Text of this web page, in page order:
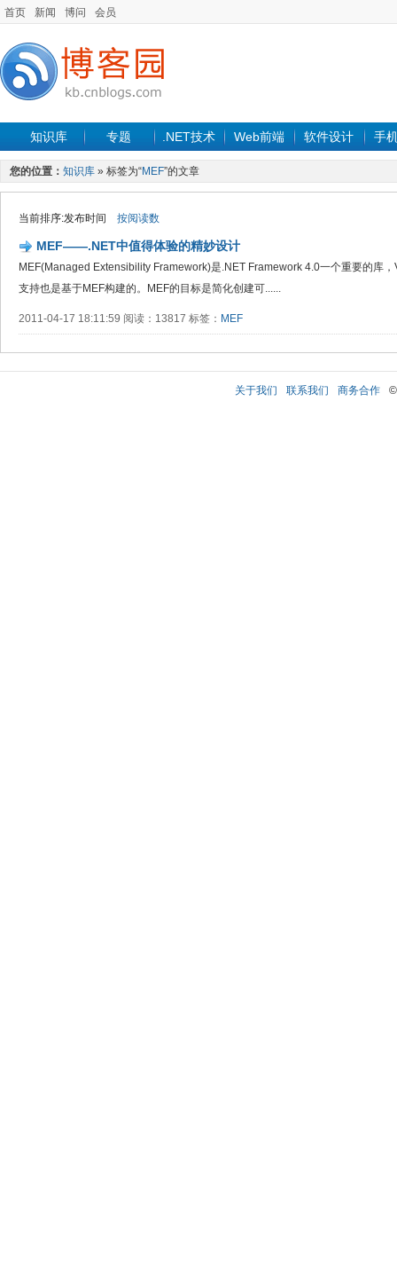
首页 新闻 博问 会员
知识库 专题 .NET技术 Web前端 软件设计 手
您的位置： 知识库 » 标签为“MEF”的文章
当前排序:发布时间 按阅读数
MEF——.NET中值得体验的精妙设计
MEF(Managed Extensibility Framework)是.NET Framework 4.0一个重要的库
支持也是基于MEF构建的。MEF的目标是简化创建可......
2011-04-17 18:11:59 阅读：13817 标签： MEF
关于我们 联系我们 商务合作